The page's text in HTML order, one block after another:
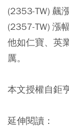
(2353-TW) 飆
(2357-TW) 漲
他如仁寶、英
厲。
本文授權自鉅
延伸閱讀：